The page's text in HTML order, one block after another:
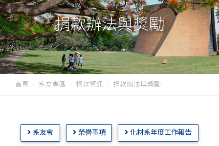
捐款辦法與獎勵
首頁 系友專區 捐款資訊 捐款辦法與獎勵
系友會 榮譽事項 化材系年度工作報告